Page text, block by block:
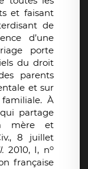
et faisant
de
d’une
porte
du droit
parents
et sur
À
partage
mère et
8 juillet
2010, I, no
française